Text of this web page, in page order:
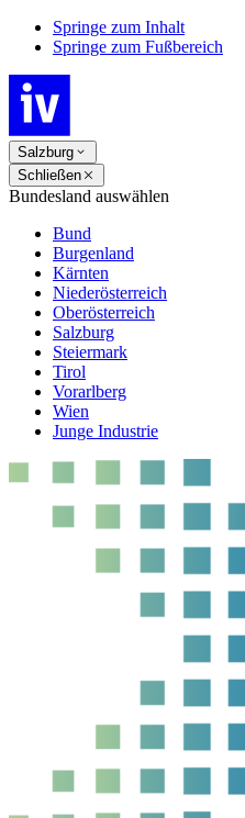
Springe zum Inhalt
Springe zum Fußbereich
Salzburg
Schließen
Bundesland auswählen
Bund
Burgenland
Kärnten
Niederösterreich
Oberösterreich
Salzburg
Steiermark
Tirol
Vorarlberg
Wien
Junge Industrie